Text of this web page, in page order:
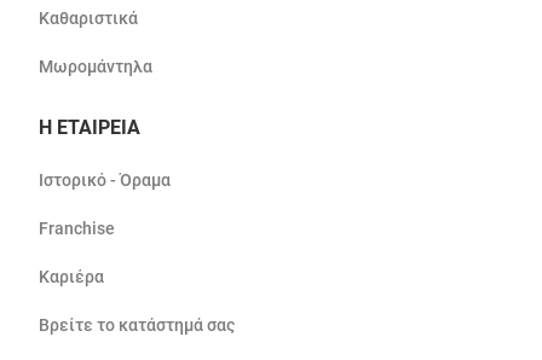
Καθαριστικά
Μωρομάντηλα
Η ΕΤΑΙΡΕΙΑ
Ιστορικό - Όραμα
Franchise
Καριέρα
Βρείτε το κατάστημά σας